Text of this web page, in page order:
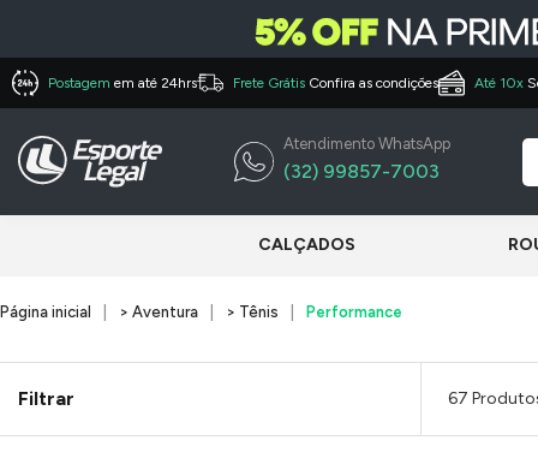
Postagem em até 24hrs Frete Grátis Confira as condições Até 10x
Atendimento WhatsApp
(32) 99857-7003
CALÇADOS
Página inicial > Aventura > Tênis Performance
Filtrar 67